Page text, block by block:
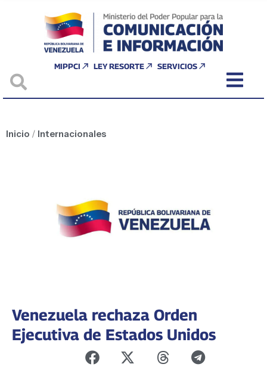
MIPPCI LEY RESORTE SERVICIOS
Inicio / Internacionales
Venezuela rechaza Orden
Ejecutiva de Estados Unidos